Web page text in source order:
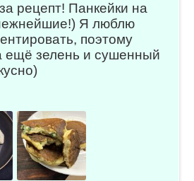
рецепт! Панкейки на
Я люблю
поэтому
ещё зелень и сушенный